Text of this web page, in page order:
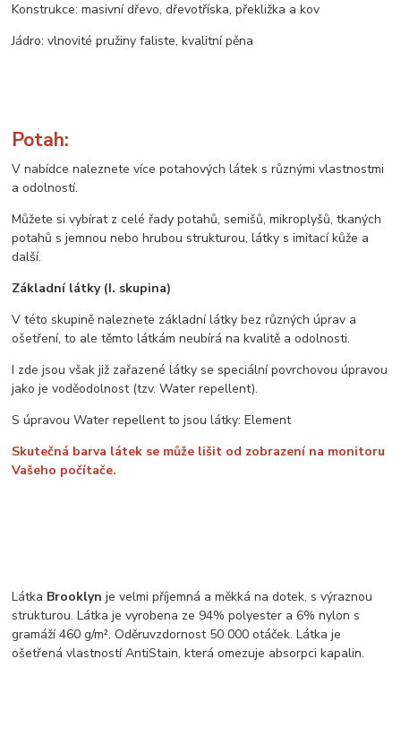
Konstrukce: masivní dřevo, dřevotříska, překližka a kov
Jádro: vlnovité pružiny faliste, kvalitní pěna
Potah:
V nabídce naleznete více potahových látek s různými vlastnostmi
a odolností.
Můžete si vybírat z celé řady potahů, semišů, mikroplyšů, tkaných
potahů s jemnou nebo hrubou strukturou, látky s imitací kůže a
další.
Základní látky (I. skupina)
V této skupině naleznete základní látky bez různých úprav a
ošetření, to ale těmto látkám neubírá na kvalitě a odolnosti.
I zde jsou však již zařazené látky se speciální povrchovou úpravou
jako je voděodolnost (tzv. Water repellent).
S úpravou Water repellent to jsou látky: Element
Skutečná barva látek se může lišit od zobrazení na monitoru
Vašeho počítače.
Látka Brooklyn je velmi příjemná a měkká na dotek, s výraznou
strukturou. Látka je vyrobena ze 94% polyester a 6% nylon s
gramáží 460 g/m². Oděruvzdornost 50 000 otáček. Látka je
ošetřená vlastností AntiStain, která omezuje absorpci kapalin.